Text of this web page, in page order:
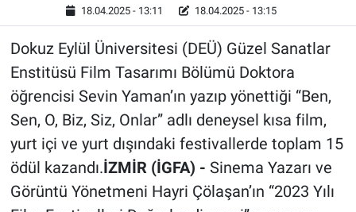
18.04.2025 - 13:11 18.04.2025 - 13:15
Dokuz Eylül Üniversitesi (DEÜ) Güzel Sanatlar
Enstitüsü Film Tasarımı Bölümü Doktora
öğrencisi Sevin Yaman’ın yazıp yönettiği “Ben,
Sen, O, Biz, Siz, Onlar” adlı deneysel kısa film,
yurt içi ve yurt dışındaki festivallerde toplam 15
ödül kazandı.İZMİR (İGFA) - Sinema Yazarı ve
Görüntü Yönetmeni Hayri Çölaşan’ın “2023 Yılı